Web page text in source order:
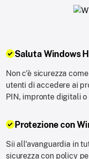
Saluta Windows
Non c'è sicurezza
utenti di accedere ai
PIN, impronte digitali
Protezione con
Sii all'avanguardia in
sicurezza con policy